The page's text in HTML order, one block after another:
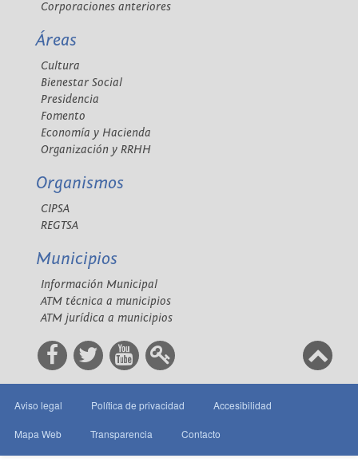
Corporaciones anteriores
Áreas
Cultura
Bienestar Social
Presidencia
Fomento
Economía y Hacienda
Organización y RRHH
Organismos
CIPSA
REGTSA
Municipios
Información Municipal
ATM técnica a municipios
ATM jurídica a municipios
Aviso legal Política de privacidad Accesibilidad
Mapa Web Transparencia Contacto